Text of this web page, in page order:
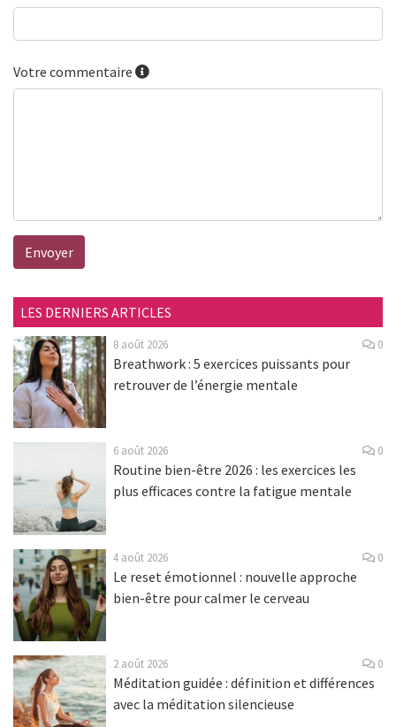
Votre commentaire
Envoyer
LES DERNIERS ARTICLES
8 août 2026 0
Breathwork : 5 exercices puissants pour
retrouver de l’énergie mentale
6 août 2026 0
Routine bien-être 2026 : les exercices les
plus efficaces contre la fatigue mentale
4 août 2026 0
Le reset émotionnel : nouvelle approche
bien-être pour calmer le cerveau
2 août 2026 0
Méditation guidée : définition et différences
avec la méditation silencieuse